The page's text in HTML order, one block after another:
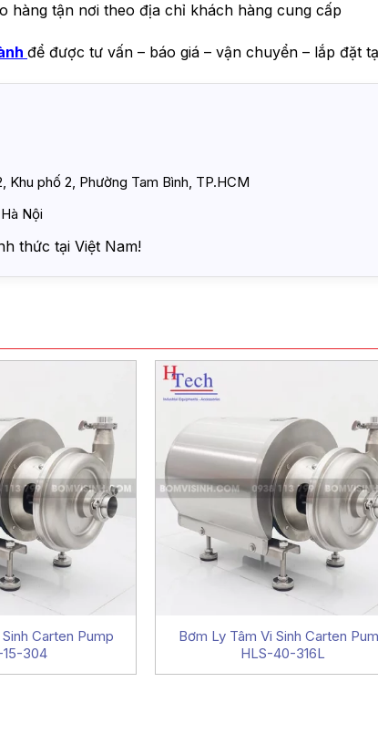
hàng tận nơi theo địa chỉ khách hàng cung cấp
để được tư vấn – báo giá – vận chuyển – lắp đặt
Khu phố 2, Phường Tam Bình, TP.HCM
Nội
thức tại Việt Nam!
Carten Pump
15-304
Bơm Ly Tâm Vi Sinh Carten
HLS-40-316L